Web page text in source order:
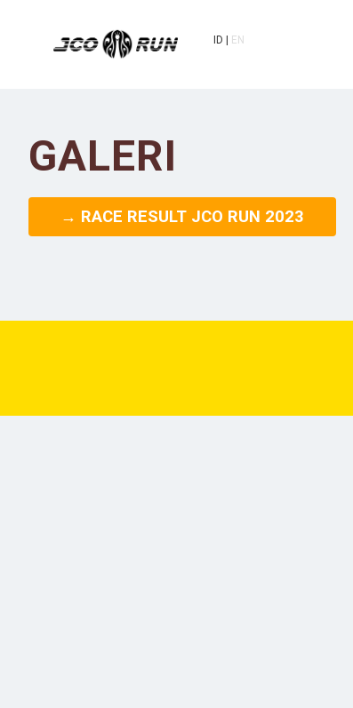
ID EN
GALERI
→ RACE RESULT JCO RUN 2023